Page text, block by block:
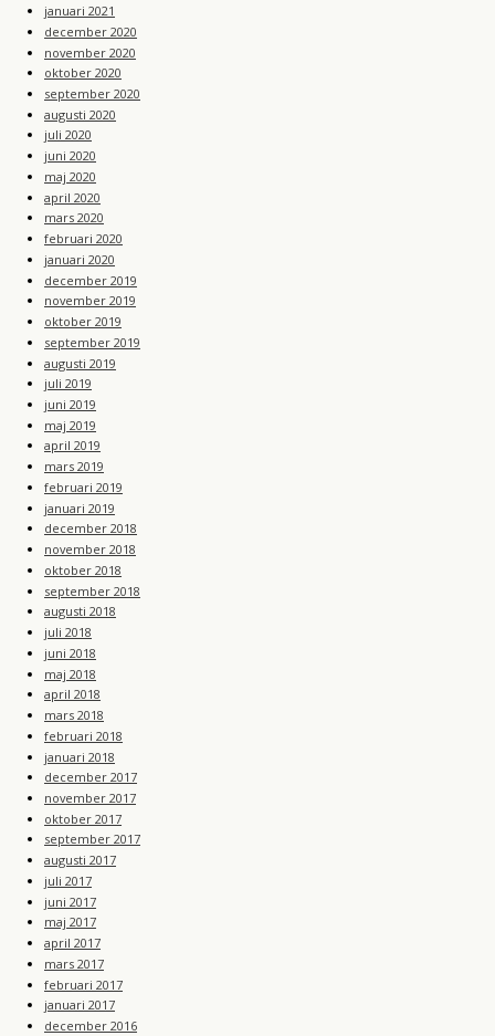
januari 2021
december 2020
november 2020
oktober 2020
september 2020
augusti 2020
juli 2020
juni 2020
maj 2020
april 2020
mars 2020
februari 2020
januari 2020
december 2019
november 2019
oktober 2019
september 2019
augusti 2019
juli 2019
juni 2019
maj 2019
april 2019
mars 2019
februari 2019
januari 2019
december 2018
november 2018
oktober 2018
september 2018
augusti 2018
juli 2018
juni 2018
maj 2018
april 2018
mars 2018
februari 2018
januari 2018
december 2017
november 2017
oktober 2017
september 2017
augusti 2017
juli 2017
juni 2017
maj 2017
april 2017
mars 2017
februari 2017
januari 2017
december 2016